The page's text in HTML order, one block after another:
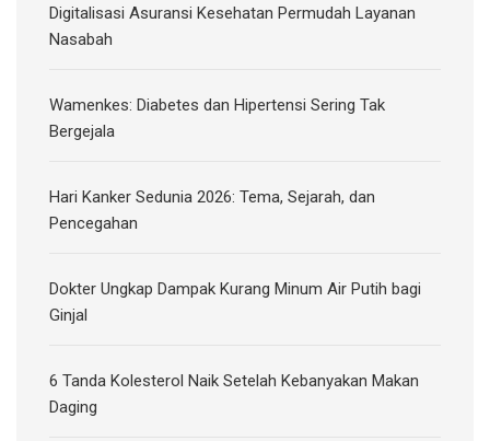
Digitalisasi Asuransi Kesehatan Permudah Layanan
Nasabah
Wamenkes: Diabetes dan Hipertensi Sering Tak
Bergejala
Hari Kanker Sedunia 2026: Tema, Sejarah, dan
Pencegahan
Dokter Ungkap Dampak Kurang Minum Air Putih bagi
Ginjal
6 Tanda Kolesterol Naik Setelah Kebanyakan Makan
Daging